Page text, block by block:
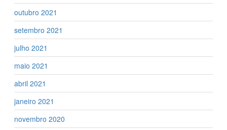
outubro 2021
setembro 2021
julho 2021
maio 2021
abril 2021
janeiro 2021
novembro 2020